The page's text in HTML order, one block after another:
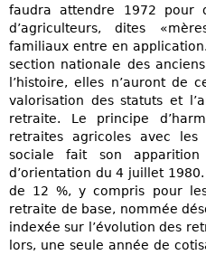
faudra attendre 1972 pour
d’agriculteurs, dites
familiaux entre en
section nationale des
l’histoire, elles n’auront de
valorisation des statuts et
retraite. Le principe
retraites agricoles avec les
sociale fait son
d’orientation du 4 juillet
de 12 %, y compris pour
retraite de base, nommée
indexée sur l’évolution des
lors, une seule année de